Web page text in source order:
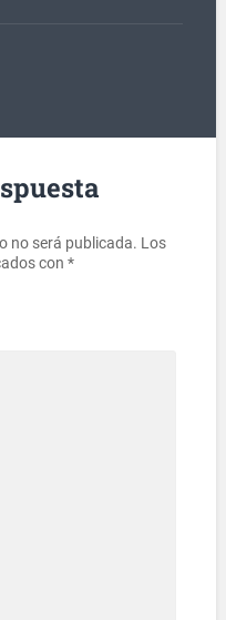
no será publicada. Los
con *